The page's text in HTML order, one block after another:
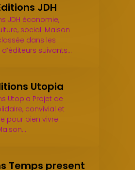
JDH
JDH économie,
social. Maison
dans les
suivants…
Utopia
Utopia Projet de
convivial et
pour bien vivre
Temps present